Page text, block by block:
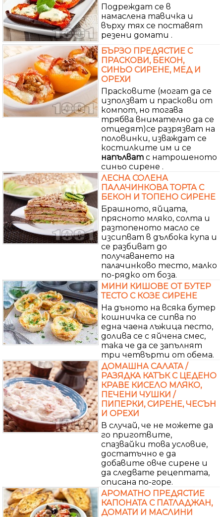
Подреждат се в
намаслена тавичка и
върху тях се поставят
резени домати .
БЪРЗО ПРЕДЯСТИЕ С
ПРАСКОВИ, БЕКОН,
СИНЬО СИРЕНЕ, МЕД И
ОРЕХИ
Прасковите (могат да се
използват и праскови от
компот, но тогава
трябва внимателно да се
отцедят)се разрязват на
половинки, изваждат се
костилките им и се
напълват с натрошеното
синьо сирене .
ЛЕСНА СОЛЕНА
ПАЛАЧИНКОВА ТОРТА С
БЕКОН И ТОПЕНО СИРЕНЕ
Брашното, яйцата,
прясното мляко, солта и
разтопеното масло се
изсипват в дълбока купа и
се разбиват до
получаването на
палачинково тесто, малко
по-рядко от боза.
МИНИ КИШОВЕ ОТ БУТЕР
ТЕСТО С КОЗЕ СИРЕНЕ
На дъното на всяка бутер
кошничка се сипва по
една чаена лъжица песто,
долива се с яйчена смес,
така че да се запълнят
три четвърти от обема.
ДОМАШНА САЛАТА /
РАЗЯДКА КАТЪК С ЦЕДЕНО
КРАВЕ КИСЕЛО МЛЯКО,
ПЕЧЕНИ ЧУШКИ /
ПИПЕРКИ, СИРЕНЕ, ЧЕСЪН
И ОРЕХИ
В случай, че не можете да
го приготвите,
спазвайки това условие,
достатъчно е да
добавите овче сирене и
да следвате рецептата,
описана по-горе.
АРОМАТНО ПРЕДЯСТИЕ
КАПОНАТА С ПАТЛАДЖАН,
ДОМАТИ И МАСЛИНИ